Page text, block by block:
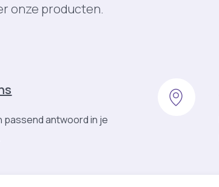
onze producten.
passend antwoord in je